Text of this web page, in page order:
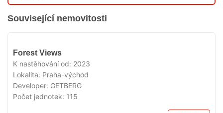
Související nemovitosti
Forest Views
K nastěhování od: 2023
Lokalita: Praha-východ
Developer: GETBERG
Počet jednotek: 115